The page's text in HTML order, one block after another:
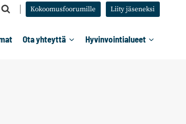
Kokoomusfoorumille Liity jäseneksi
Ota yhteyttä Hyvinvointialueet